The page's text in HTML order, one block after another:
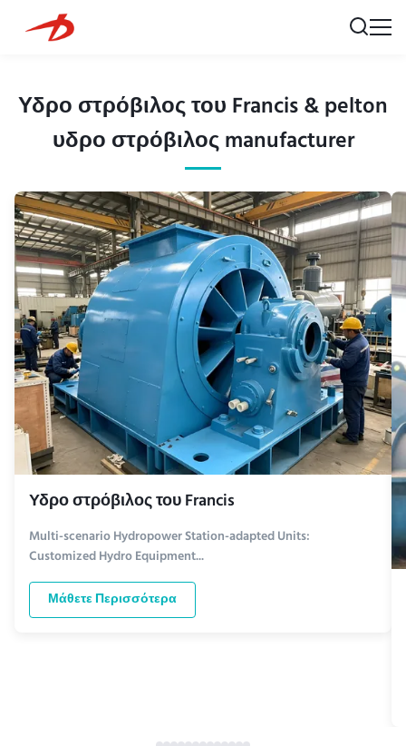
Υδρο στρόβιλος του Francis & pelton
υδρο στρόβιλος manufacturer
Υδρο στρόβιλος του Francis
Multi-scenario Hydropower Station-adapted Units:
Customized Hydro Equipment...
Μάθετε Περισσότερα